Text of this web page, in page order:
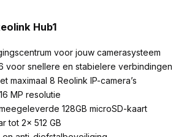
Hub1
voor jouw camerasysteem
voor snellere en stabielere verbindingen
maximaal 8 Reolink IP-camera’s
MP resolutie
128GB microSD-kaart
tot 2x 512 GB